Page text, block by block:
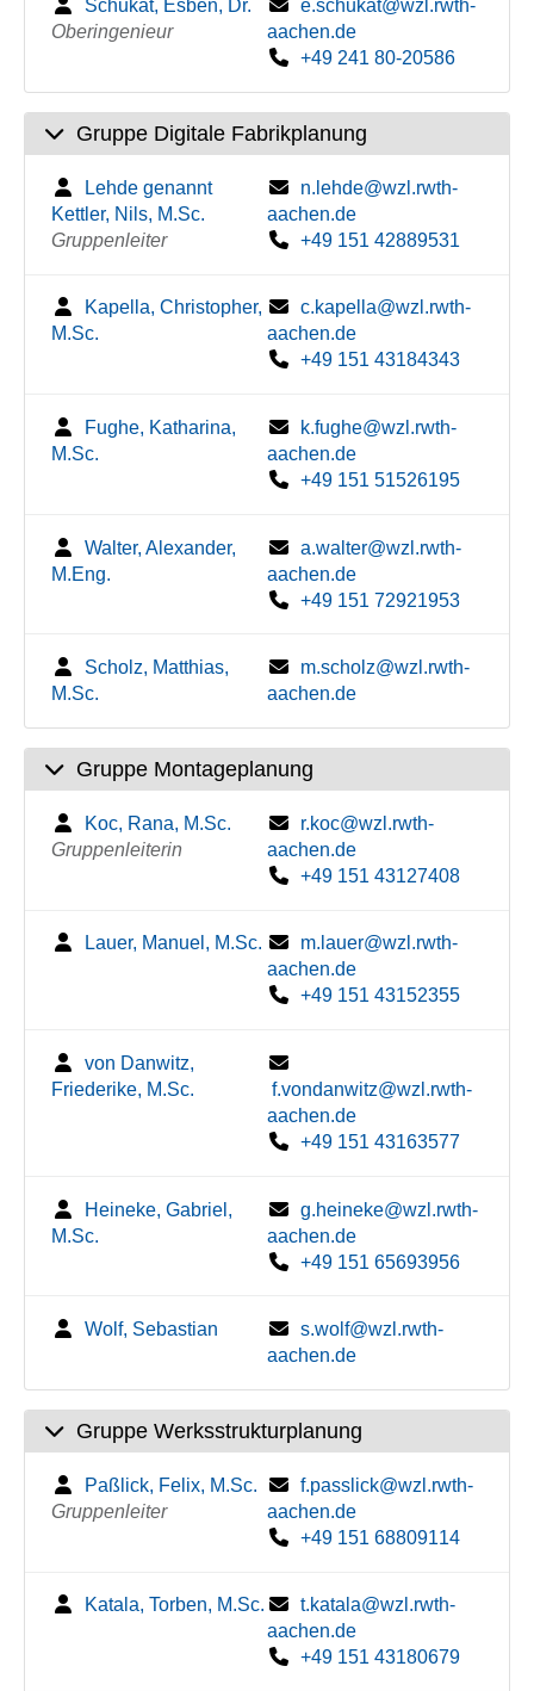
Schukat, Esben, Dr.
Oberingenieur
e.schukat@wzl.rwth-
aachen.de
+49 241 80-20586
Gruppe Digitale Fabrikplanung
Lehde genannt
Kettler, Nils, M.Sc.
Gruppenleiter
n.lehde@wzl.rwth-
aachen.de
+49 151 42889531
Kapella, Christopher,
M.Sc.
c.kapella@wzl.rwth-
aachen.de
+49 151 43184343
Fughe, Katharina,
M.Sc.
k.fughe@wzl.rwth-
aachen.de
+49 151 51526195
Walter, Alexander,
M.Eng.
a.walter@wzl.rwth-
aachen.de
+49 151 72921953
Scholz, Matthias,
M.Sc.
m.scholz@wzl.rwth-
aachen.de
Gruppe Montageplanung
Koc, Rana, M.Sc.
Gruppenleiterin
r.koc@wzl.rwth-
aachen.de
+49 151 43127408
Lauer, Manuel, M.Sc.
m.lauer@wzl.rwth-
aachen.de
+49 151 43152355
von Danwitz,
Friederike, M.Sc.
f.vondanwitz@wzl.rwth-
aachen.de
+49 151 43163577
Heineke, Gabriel,
M.Sc.
g.heineke@wzl.rwth-
aachen.de
+49 151 65693956
Wolf, Sebastian
s.wolf@wzl.rwth-
aachen.de
Gruppe Werksstrukturplanung
Paßlick, Felix, M.Sc.
Gruppenleiter
f.passlick@wzl.rwth-
aachen.de
+49 151 68809114
Katala, Torben, M.Sc.
t.katala@wzl.rwth-
aachen.de
+49 151 43180679